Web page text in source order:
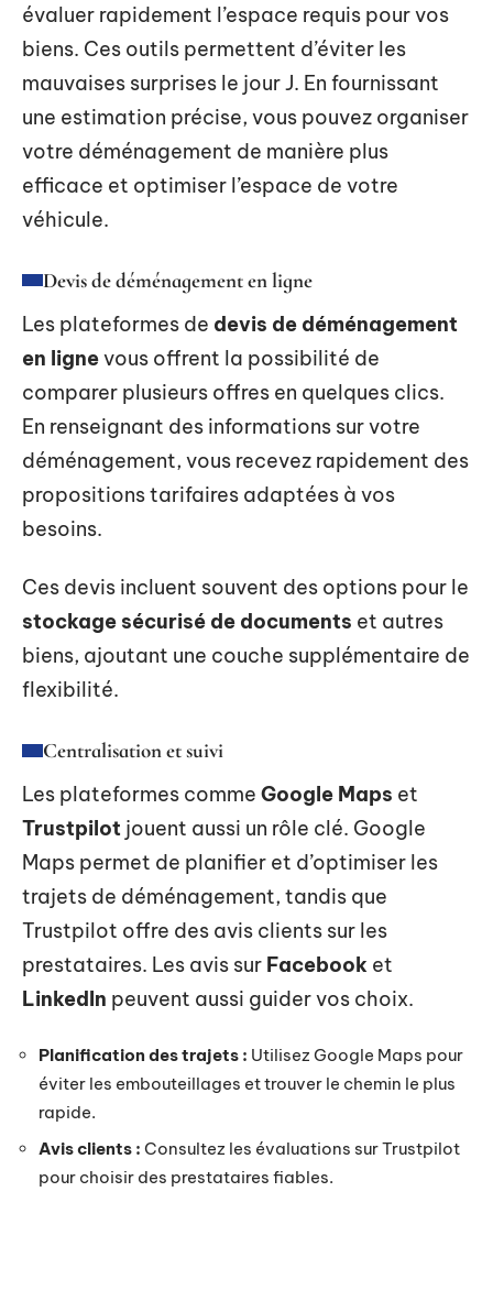
évaluer rapidement l’espace requis pour vos
biens. Ces outils permettent d’éviter les
mauvaises surprises le jour J. En fournissant
une estimation précise, vous pouvez organiser
votre déménagement de manière plus
efficace et optimiser l’espace de votre
véhicule.
Devis de déménagement en ligne
Les plateformes de devis de déménagement
en lignevous offrent la possibilité de
comparer plusieurs offres en quelques clics.
En renseignant des informations sur votre
déménagement, vous recevez rapidement des
propositions tarifaires adaptées à vos
besoins.
Ces devis incluent souvent des options pour le
stockage sécurisé de documents et autres
biens, ajoutant une couche supplémentaire de
flexibilité.
Centralisation et suivi
Les plateformes comme Google Maps et
Trustpilot jouent aussi un rôle clé. Google
Maps permet de planifier et d’optimiser les
trajets de déménagement, tandis que
Trustpilot offre des avis clients sur les
prestataires. Les avis sur Facebook et
LinkedIn peuvent aussi guider vos choix.
Planification des trajets : Utilisez Google Maps pour
éviter les embouteillages et trouver le chemin le plus
rapide.
Avis clients : Consultez les évaluations sur Trustpilot
pour choisir des prestataires fiables.